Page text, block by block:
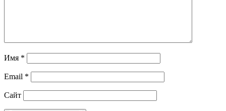
Имя *
Email *
Сайт